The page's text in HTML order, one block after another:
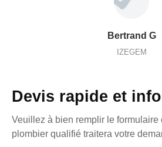
Bertrand G
IZEGEM
Devis rapide et
Veuillez à bien remplir le formulaire
plombier qualifié traitera votre